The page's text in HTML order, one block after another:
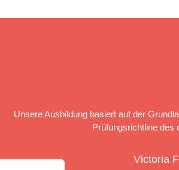
Unsere Ausbildung basiert auf der
Prüfungsrichtline des
Victoria